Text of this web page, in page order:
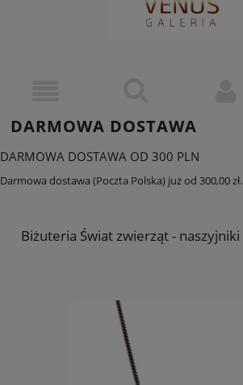
DARMOWA DOSTAWA
DARMOWA DOSTAWA OD 300 PLN
Darmowa dostawa (Poczta Polska) już od 300,00 zł.
Biżuteria Świat zwierząt - naszyjniki